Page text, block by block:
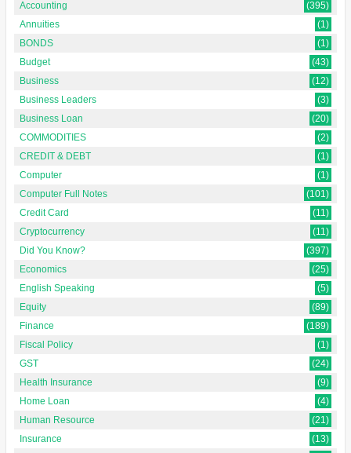
Accounting
(395)
Annuities
(1)
BONDS
(1)
Budget
(43)
Business
(12)
Business Leaders
(3)
Business Loan
(20)
COMMODITIES
(2)
CREDIT & DEBT
(1)
Computer
(1)
Computer Full Notes
(101)
Credit Card
(11)
Cryptocurrency
(11)
Did You Know?
(397)
Economics
(25)
English Speaking
(5)
Equity
(89)
Finance
(189)
Fiscal Policy
(1)
GST
(24)
Health Insurance
(9)
Home Loan
(4)
Human Resource
(21)
Insurance
(13)